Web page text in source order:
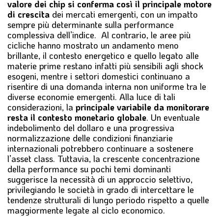
valore dei chip si conferma così il principale motore
di crescita dei mercati emergenti, con un impatto
sempre più determinante sulla performance
complessiva dell’indice. Al contrario, le aree più
cicliche hanno mostrato un andamento meno
brillante, il contesto energetico e quello legato alle
materie prime restano infatti più sensibili agli shock
esogeni, mentre i settori domestici continuano a
risentire di una domanda interna non uniforme tra le
diverse economie emergenti. Alla luce di tali
considerazioni, la principale variabile da monitorare
resta il contesto monetario globale. Un eventuale
indebolimento del dollaro e una progressiva
normalizzazione delle condizioni finanziarie
internazionali potrebbero continuare a sostenere
l’asset class. Tuttavia, la crescente concentrazione
della performance su pochi temi dominanti
suggerisce la necessità di un approccio selettivo,
privilegiando le società in grado di intercettare le
tendenze strutturali di lungo periodo rispetto a quelle
maggiormente legate al ciclo economico.